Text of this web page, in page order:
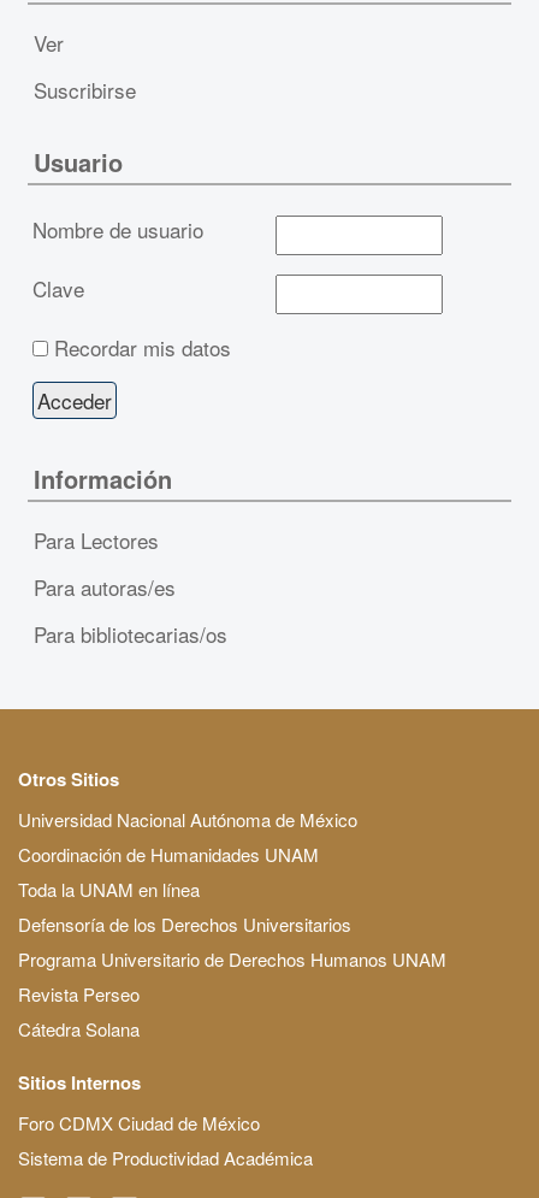
Ver
Suscribirse
Usuario
Nombre de usuario
Clave
Recordar mis datos
Información
Para Lectores
Para autoras/es
Para bibliotecarias/os
Otros Sitios
Universidad Nacional Autónoma de México
Coordinación de Humanidades UNAM
Toda la UNAM en línea
Defensoría de los Derechos Universitarios
Programa Universitario de Derechos Humanos UNAM
Revista Perseo
Cátedra Solana
Sitios Internos
Foro CDMX Ciudad de México
Sistema de Productividad Académica